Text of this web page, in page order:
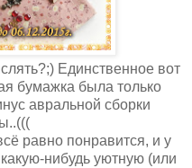
Единственное вот
бумажка была только
авральной сборки
равно понравится, и у
нибудь уютную (или